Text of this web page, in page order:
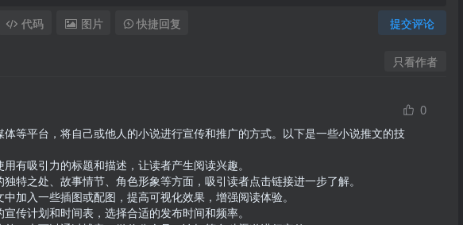
提交评论
代码 图片 快捷回复
只看作者
0
等平台，将自己或他人的小说进行宣传和推广的方式。以下是一些小说推文的技
有吸引力的标题和描述，让读者产生阅读兴趣。
特之处、故事情节、角色形象等方面，吸引读者点击链接进一步了解。
加入一些插图或配图，提高可视化效果，增强阅读体验。
传计划和时间表，选择合适的发布时间和频率。